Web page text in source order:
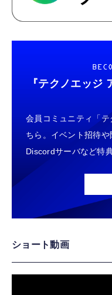
『テクノエッジ
会員コミュニティ「
ちら。イベント招待
Discordサーバなど特
ショート動画